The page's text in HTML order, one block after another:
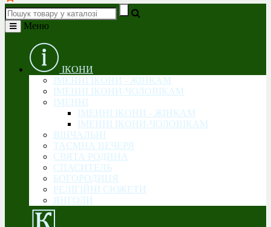
Меню
ІКОНИ
ІМЕННІ ІКОНИ - ЖІНКАМ
ІМЕННІ ІКОНИ-ЧОЛОВІКАМ
ІМЕННІ
ІМЕННІ ІКОНИ - ЖІНКАМ
ІМЕННІ ІКОНИ-ЧОЛОВІКАМ
ВІНЧАЛЬНІ
ТАЄМНА ВЕЧЕРЯ
СВЯТА РОДИНА
CПАСИТЕЛЬ
БОГОРОДИЦЯ
РЕЛІГІЙНІ СЮЖЕТИ
ЯНГОЛИ